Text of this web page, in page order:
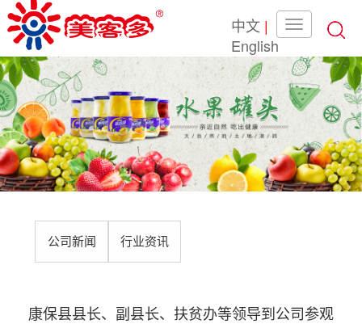
中文 |
English
公司新闻 行业资讯
康保县县长、副县长、扶贫办等领导到公司参观